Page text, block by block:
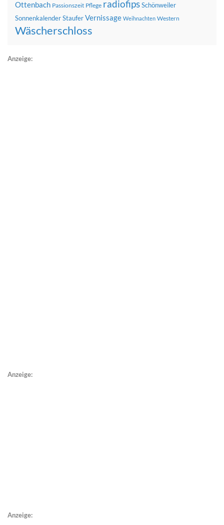
Ottenbach Passionszeit Pflege radiofipsSchönweiler
SonnenkalenderStauferVernissage Weihnachten Western
Wäscherschloss
Anzeige:
Anzeige:
Anzeige: